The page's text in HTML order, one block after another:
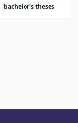
bachelor's theses